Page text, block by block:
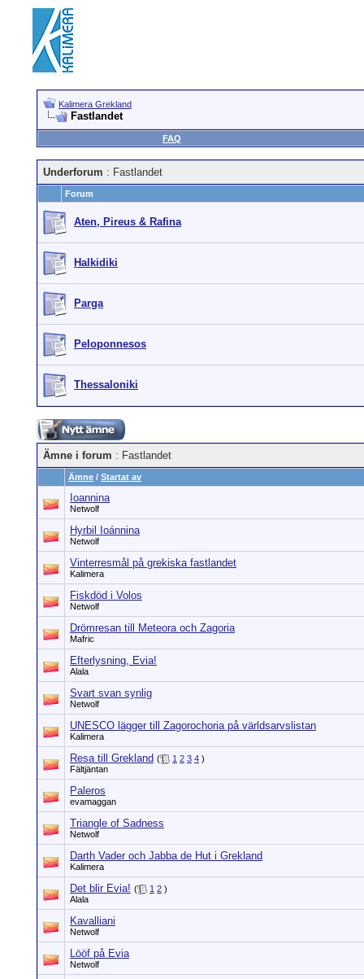
Kalimera Grekland
Fastlandet
FAQ
Underforum : Fastlandet
Forum
Aten, Pireus & Rafina
Halkidiki
Parga
Peloponnesos
Thessaloniki
Ämne i forum : Fastlandet
Ämne / Startat av
Ioannina
Netwolf
Hyrbil Ioánnina
Netwolf
Vinterresmål på grekiska fastlandet
Kalimera
Fiskdöd i Volos
Netwolf
Drömresan till Meteora och Zagoria
Mafric
Efterlysning, Evia!
Alala
Svart svan synlig
Netwolf
UNESCO lägger till Zagorochoria på världsarvslistan
Kalimera
Resa till Grekland ( 1 2 3 4 )
Fältjäntan
Paleros
evamaggan
Triangle of Sadness
Netwolf
Darth Vader och Jabba de Hut i Grekland
Kalimera
Det blir Evia! ( 1 2 )
Alala
Kavalliani
Netwolf
Lööf på Evia
Netwolf